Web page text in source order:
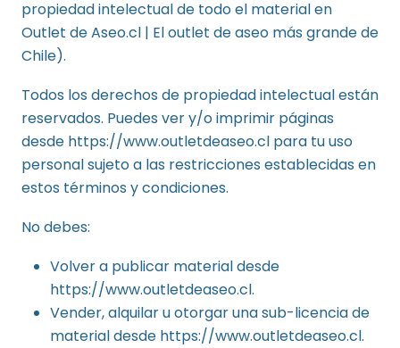
propiedad intelectual de todo el material en
Outlet de Aseo.cl | El outlet de aseo más grande de
Chile).
Todos los derechos de propiedad intelectual están
reservados. Puedes ver y/o imprimir páginas
desde https://www.outletdeaseo.cl para tu uso
personal sujeto a las restricciones establecidas en
estos términos y condiciones.
No debes:
Volver a publicar material desde
https://www.outletdeaseo.cl.
Vender, alquilar u otorgar una sub-licencia de
material desde https://www.outletdeaseo.cl.